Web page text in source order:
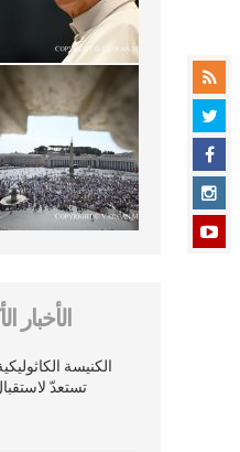
الأخبار
الكنيسة
تستعدّ